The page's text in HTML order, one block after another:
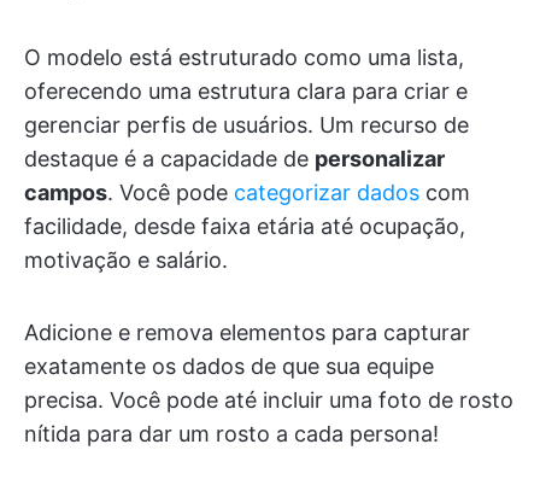
O modelo está estruturado como uma lista,
oferecendo uma estrutura clara para criar e
gerenciar perfis de usuários. Um recurso de
destaque é a capacidade de personalizar
campos. Você pode categorizar dados com
facilidade, desde faixa etária até ocupação,
motivação e salário.
Adicione e remova elementos para capturar
exatamente os dados de que sua equipe
precisa. Você pode até incluir uma foto de rosto
nítida para dar um rosto a cada persona!